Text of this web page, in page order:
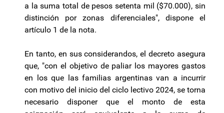
a la suma total de pesos setenta mil ($70.000), sin
distinción por zonas diferenciales", dispone el
artículo 1 de la nota.
En tanto, en sus considerandos, el decreto asegura
que, "con el objetivo de paliar los mayores gastos
en los que las familias argentinas van a incurrir
con motivo del inicio del ciclo lectivo 2024, se torna
necesario disponer que el monto de esta